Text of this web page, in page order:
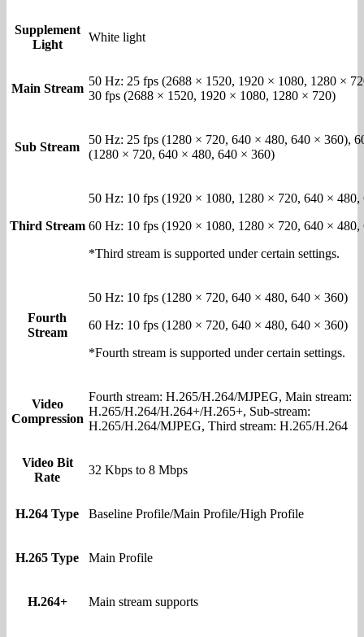
Supplement
Light
White light
Main Stream
50 Hz: 25 fps (2688 × 1520, 1920 × 1080, 1280 ×
30 fps (2688 × 1520, 1920 × 1080, 1280 × 720)
Sub Stream
50 Hz: 25 fps (1280 × 720, 640 × 480, 640 × 360),
(1280 × 720, 640 × 480, 640 × 360)
Third Stream
50 Hz: 10 fps (1920 × 1080, 1280 × 720, 640 × 480,
60 Hz: 10 fps (1920 × 1080, 1280 × 720, 640 × 480,
*Third stream is supported under certain settings.
Fourth
Stream
50 Hz: 10 fps (1280 × 720, 640 × 480, 640 × 360)
60 Hz: 10 fps (1280 × 720, 640 × 480, 640 × 360)
*Fourth stream is supported under certain settings.
Video
Compression
Fourth stream: H.265/H.264/MJPEG, Main stream:
H.265/H.264/H.264+/H.265+, Sub-stream:
H.265/H.264/MJPEG, Third stream: H.265/H.264
Video Bit
Rate
32 Kbps to 8 Mbps
H.264 Type Baseline Profile/Main Profile/High Profile
H.265 Type Main Profile
H.264+ Main stream supports